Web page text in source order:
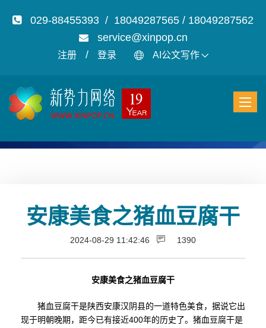
029-88455393 / 18049287565 / 18049287562
service@xinpop.cn
注册 / 登录 AI公文写作
安康美食之猪血豆腐干
2024-08-29 11:42:46 1390
安康美食之猪血豆腐干
猪血豆腐干是陕西安康汉阴县的一道特色美食，据说它出
现于明朝晚期，距今已有接近400年的历史了。猪血豆腐干是